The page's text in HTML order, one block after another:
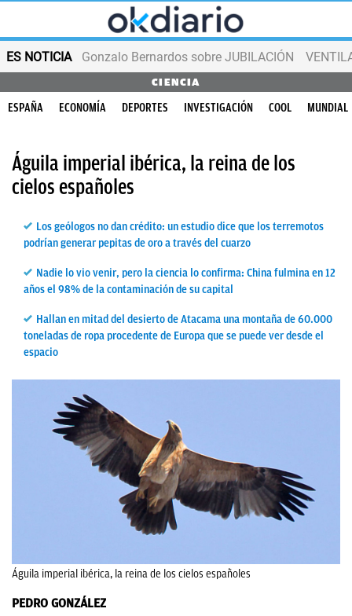
ES NOTICIA Gonzalo Bernardos sobre JUBILACIÓN
CIENCIA
ESPAÑA ECONOMÍA DEPORTES INVESTIGACIÓN COOL MUNDIAL
Águila imperial ibérica, la reina de los
cielos españoles
Los geólogos no dan crédito: un estudio dice que los terremotos
podrían generar pepitas de oro a través del cuarzo
Nadie lo vio venir, pero la ciencia lo confirma: China fulmina en 12
años el 98% de la contaminación de su capital
Hallan en mitad del desierto de Atacama una montaña de 60.000
toneladas de ropa procedente de Europa que se puede ver desde el
espacio
Águila imperial ibérica, la reina de los cielos españoles
PEDRO GONZÁLEZ